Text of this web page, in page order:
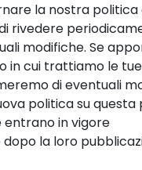
la nostra politica
rivedere
modifiche. Se
in cui trattiamo le
di eventuali
politica su questa
entrano in vigore
la loro